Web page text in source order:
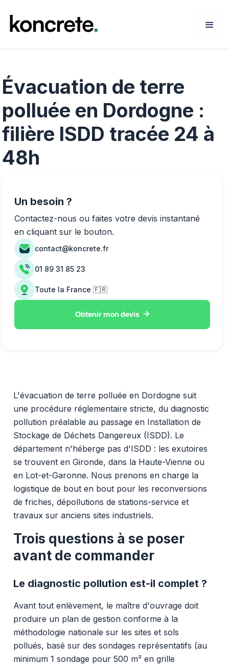
Évacuation de terre
polluée en Dordogne :
filière ISDD tracée 24 à
48h
L'évacuation de terre polluée en Dordogne suit
une procédure réglementaire stricte, du diagnostic
pollution préalable au passage en Installation de
Stockage de Déchets Dangereux (ISDD). Le
département n'héberge pas d'ISDD : les exutoires
se trouvent en Gironde, dans la Haute-Vienne ou
en Lot-et-Garonne. Nous prenons en charge la
logistique de bout en bout pour les reconversions
de friches, dépollutions de stations-service et
travaux sur anciens sites industriels.
Trois questions à se poser
avant de commander
Le diagnostic pollution est-il complet ?
Avant tout enlèvement, le maître d'ouvrage doit
produire un plan de gestion conforme à la
méthodologie nationale sur les sites et sols
pollués, basé sur des sondages représentatifs (au
minimum 1 sondage pour 500 m² en grille
Un besoin ?
Contactez-nous ou faites votre devis instantané
en cliquant sur le bouton.
contact@koncrete.fr
01 89 31 85 23
Toute la France 🇫🇷
Obtenir mon devis 